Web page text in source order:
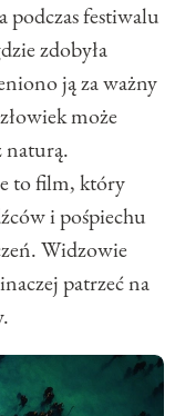
podczas festiwalu
zdobyła
ją za ważny
może
naturą.
to film, który
i pośpiechu
Widzowie
patrzeć na